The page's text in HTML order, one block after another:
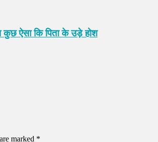
ऐसा कि पिता के उड़े होश
marked *